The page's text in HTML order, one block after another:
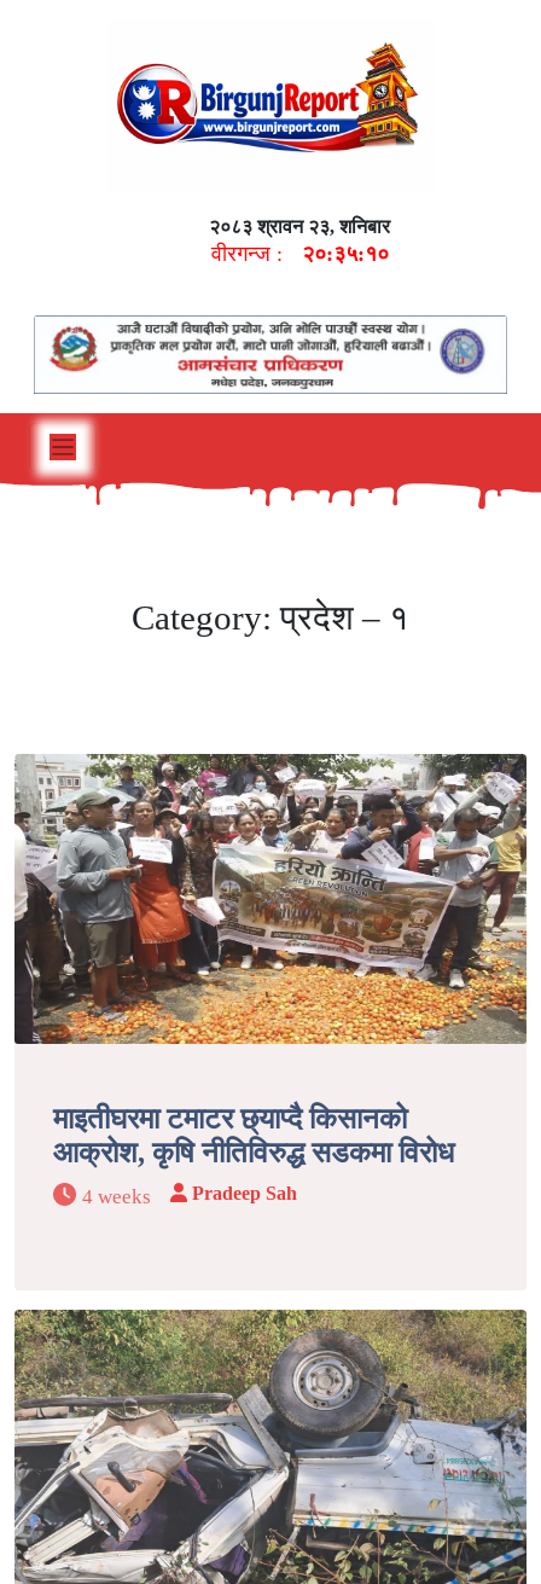
२०८३ श्रावन २३, शनिबार
वीरगन्ज : २०:३५:११
Category:प्रदेश – १
माइतीघरमा टमाटर छ्याप्दै किसानको
आक्रोश, कृषि नीतिविरुद्ध सडकमा विरोध
4 weeks Pradeep Sah